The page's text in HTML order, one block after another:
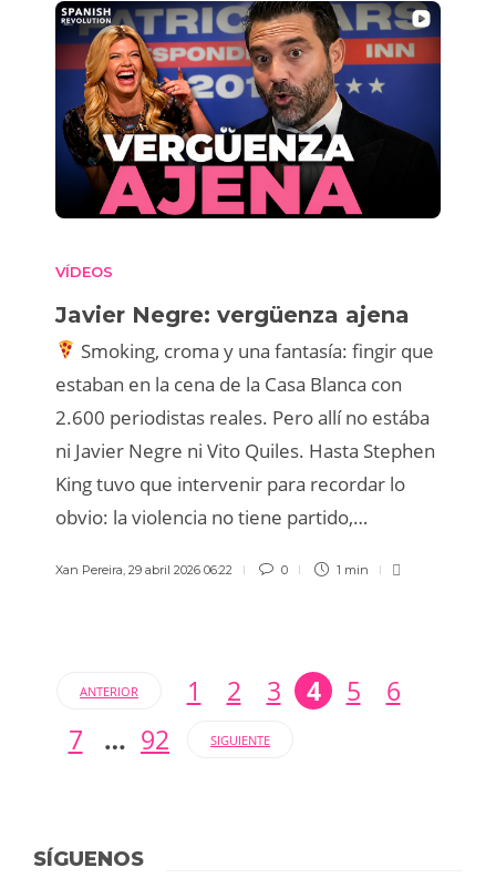
VÍDEOS
Javier Negre: vergüenza ajena
Smoking, croma y una fantasía: fingir que
estaban en la cena de la Casa Blanca con
2.600 periodistas reales. Pero allí no estába
ni Javier Negre ni Vito Quiles. Hasta Stephen
King tuvo que intervenir para recordar lo
obvio: la violencia no tiene partido,…
Xan Pereira 29 abril 2026 06:22 0 1 min
ANTERIOR 1 2 3 4 5
6
7
… 92 SIGUIENTE
SÍGUENOS